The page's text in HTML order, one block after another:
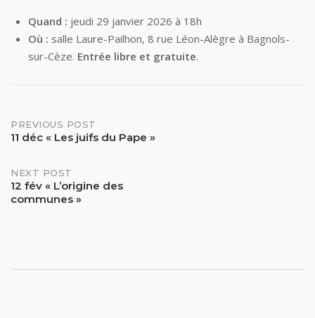
Quand : jeudi 29 janvier 2026 à 18h
Où : salle Laure-Pailhon, 8 rue Léon-Alègre à Bagnols-
sur-Cèze. Entrée libre et gratuite.
Post
PREVIOUS POST
11 déc « Les juifs du Pape »
NEXT POST
12 fév « L’origine des
communes »